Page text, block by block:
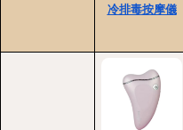
冷排毒按摩儀